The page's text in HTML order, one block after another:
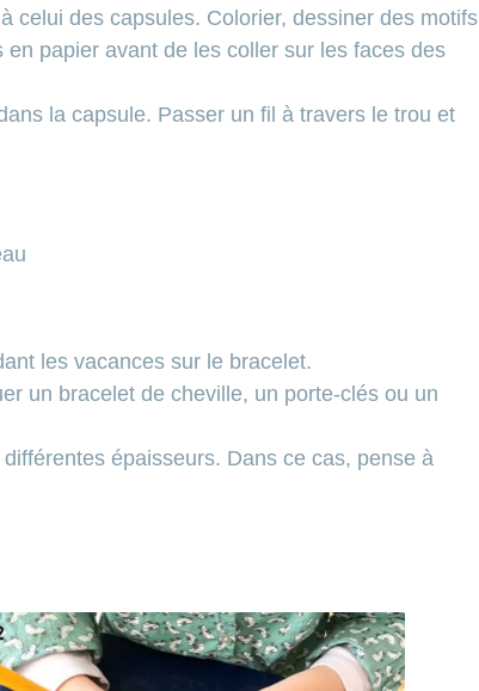
celui des capsules. Colorier, dessiner des motifs
papier avant de les coller sur les faces des
la capsule. Passer un fil à travers le trou et
les vacances sur le bracelet.
un bracelet de cheville, un porte-clés ou un
épaisseurs. Dans ce cas, pense à